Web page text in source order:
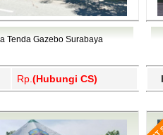
Tenda Gazebo Surabaya
Rp. (Hubungi CS)